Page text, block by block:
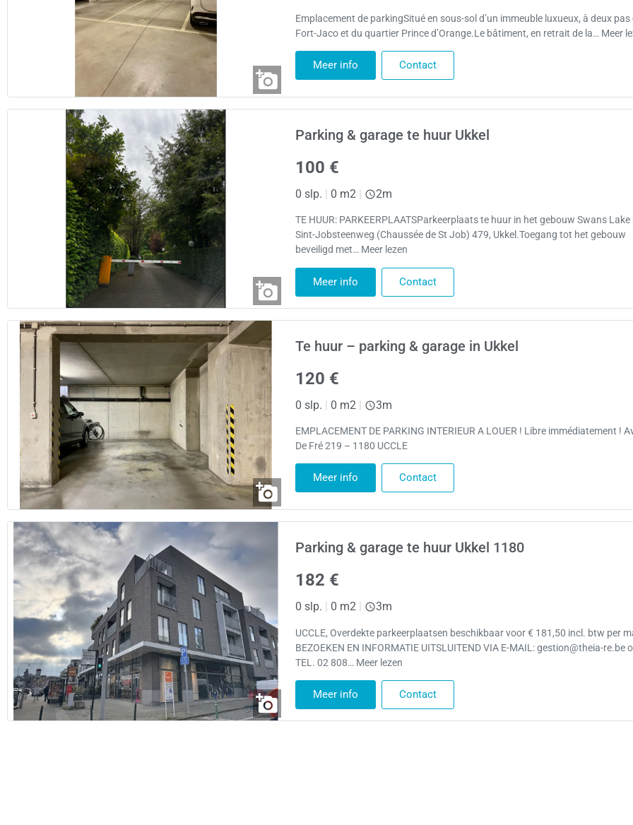
Emplacement de parkingSitué en sous-sol d’un immeuble luxueux, à deux pas
Fort-Jaco et du quartier Prince d’Orange.Le bâtiment, en retrait de la… Meer
Meer info Contact
Parking & garage te huur Ukkel
100 €
0 slp. | 0 m2 | 2m
TE HUUR: PARKEERPLAATSParkeerplaats te huur in het gebouw Swans Lake
Sint-Jobsteenweg (Chaussée de St Job) 479, Ukkel.Toegang tot het gebouw
beveiligd met… Meer lezen
Meer info Contact
Te huur – parking & garage in Ukkel
120 €
0 slp. | 0 m2 | 3m
EMPLACEMENT DE PARKING INTERIEUR A LOUER ! Libre immédiatement !
De Fré 219 – 1180 UCCLE
Meer info Contact
Parking & garage te huur Ukkel 1180
182 €
0 slp. 0 m2 3m
UCCLE, Overdekte parkeerplaatsen beschikbaar voor € 181,50 incl. btw per
BEZOEKEN EN INFORMATIE UITSLUITEND VIA E-MAIL: gestion@theia-re.be
TEL. 02 808… Meer lezen
Meer info Contact